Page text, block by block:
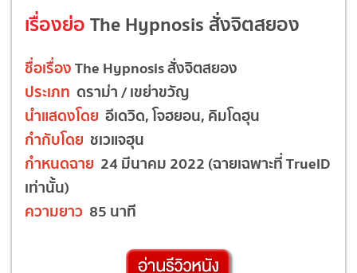
เรื่องย่อThe Hypnosis สั่งจิตสยอง
ชื่อเรื่องThe Hypnosis สั่งจิตสยอง
ประเภท ดราม่า / เขย่าขวัญ
นำแสดงโดย อีเดวิด, โจฮยอน, คิมโดฮุน
กำกับโดย ชเวแจฮุน
กำหนดฉาย 24 มีนาคม 2022 (ฉายเฉพาะที่ TrueID
เท่านั้น)
ความยาว 85 นาที